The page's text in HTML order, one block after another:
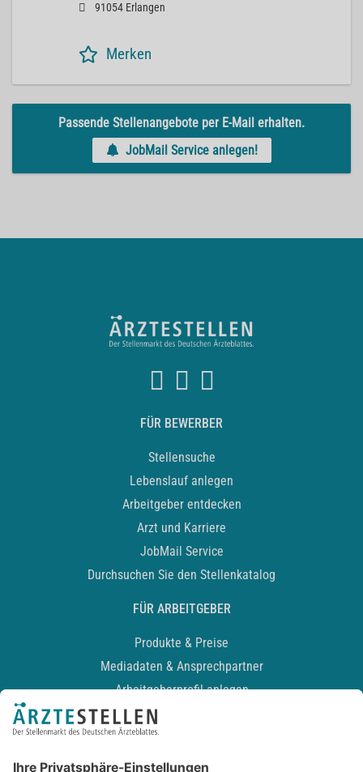
91054 Erlangen
Merken
Passende Stellenangebote per E-Mail erhalten.
JobMail Service anlegen!
FÜR BEWERBER
Stellensuche
Lebenslauf anlegen
Arbeitgeber entdecken
Arzt und Karriere
JobMail Service
Durchsuchen Sie den Stellenkatalog
FÜR ARBEITGEBER
Produkte & Preise
Mediadaten & Ansprechpartner
Arbeitgeberprofil anlegen
Recruiting-Podcast